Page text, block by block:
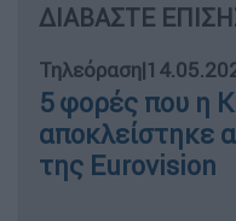
ΔΙΑΒΑΣΤΕ
Τηλεόραση|
5 φορές που η
αποκλείστηκε
της Eurovision